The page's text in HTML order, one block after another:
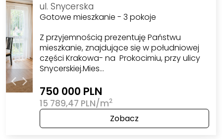
ul. Snycerska
Gotowe mieszkanie - 3 pokoje
Z przyjemnością prezentuję Państwu
mieszkanie, znajdujące się w południowej
części Krakowa- na Prokocimiu, przy ulicy
Snycerskiej.Mies…
750 000 PLN
15 789,47 PLN/m2
Zobacz